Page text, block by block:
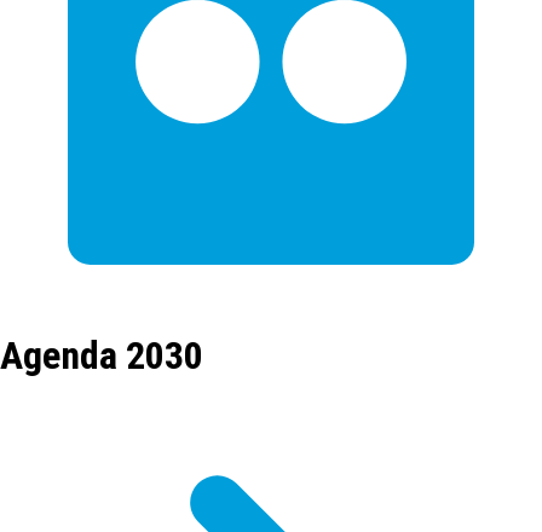
Agenda 2030